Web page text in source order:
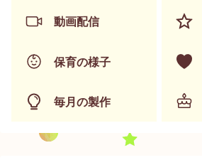
動画配信
保育の様子
毎月の製作